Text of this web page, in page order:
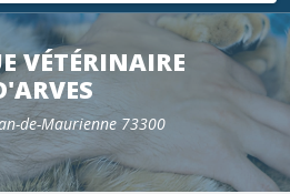
gratuit en clinique
croquettes vétérinaire
VÉTÉRINAIRE
de-Maurienne 73300